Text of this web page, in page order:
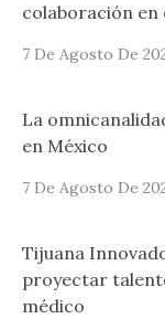
colaboración
7 De Agosto De
La
en México
7 De Agosto De
Tijuana
proyectar
médico